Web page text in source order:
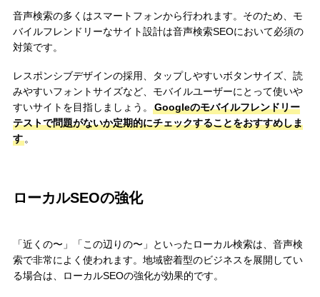
音声検索の多くはスマートフォンから行われます。そのため、モ
バイルフレンドリーなサイト設計は音声検索SEOにおいて必須の
対策です。
レスポンシブデザインの採用、タップしやすいボタンサイズ、読
みやすいフォントサイズなど、モバイルユーザーにとって使いや
すいサイトを目指しましょう。
Googleのモバイルフレンドリー
テストで問題がないか定期的にチェックすることをおすすめしま
す。
ローカルSEOの強化
「近くの〜」「この辺りの〜」といったローカル検索は、音声検
索で非常によく使われます。地域密着型のビジネスを展開してい
る場合は、ローカルSEOの強化が効果的です。